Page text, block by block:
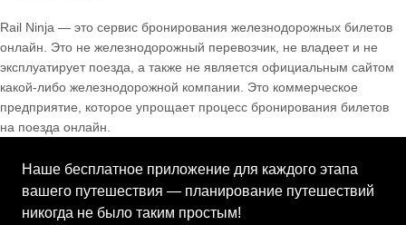
Rail Ninja — это сервис бронирования железнодорожных билетов
онлайн. Это не железнодорожный перевозчик, не владеет и не
эксплуатирует поезда, а также не является официальным сайтом
какой-либо железнодорожной компании. Это коммерческое
предприятие, которое упрощает процесс бронирования билетов
на поезда онлайн.
Наше бесплатное приложение для каждого этапа
вашего путешествия — планирование путешествий
никогда не было таким простым!